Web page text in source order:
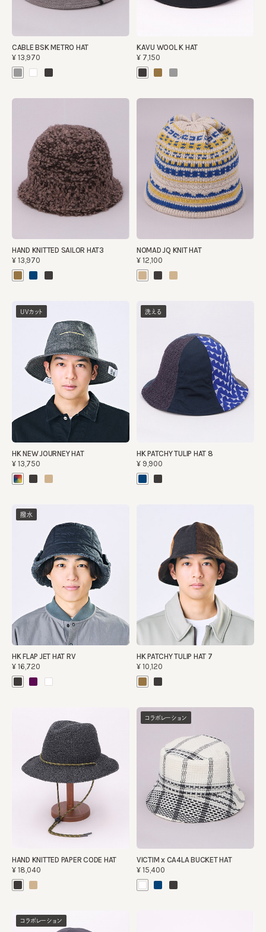
CABLE BSK METRO HAT
¥13,970
KAVU WOOL K HAT
¥7,150
HAND KNITTED SAILOR HAT3
¥13,970
NOMAD JQ KNIT HAT
¥12,100
UVカット
HK NEW JOURNEY HAT
¥13,750
洗える
HK PATCHY TULIP HAT 8
¥9,900
撥水
HK FLAP JET HAT RV
¥16,720
HK PATCHY TULIP HAT 7
¥10,120
HAND KNITTED PAPER CODE HAT
¥18,040
コラボレーション
VICTIM x CA4LA BUCKET HAT
¥15,400
コラボレーション